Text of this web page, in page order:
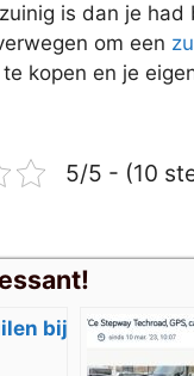
is dan je had
om een
te kopen en je
5/5 - (10